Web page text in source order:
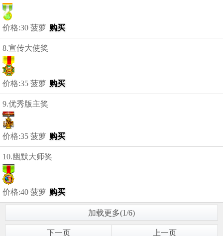
价格:30 菠萝 购买
8.宣传大使奖
价格:35 菠萝 购买
9.优秀版主奖
价格:35 菠萝 购买
10.幽默大师奖
价格:40 菠萝 购买
加载更多(1/6)
下一页 上一页